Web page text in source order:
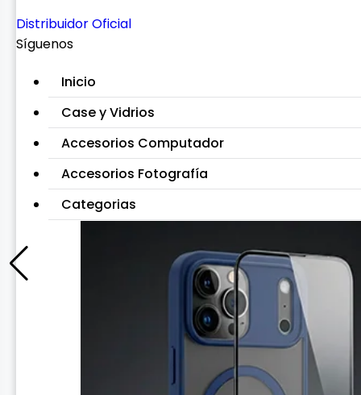
Distribuidor Oficial
Síguenos
Inicio
Case y Vidrios
Accesorios Computador
Accesorios Fotografía
Categorias